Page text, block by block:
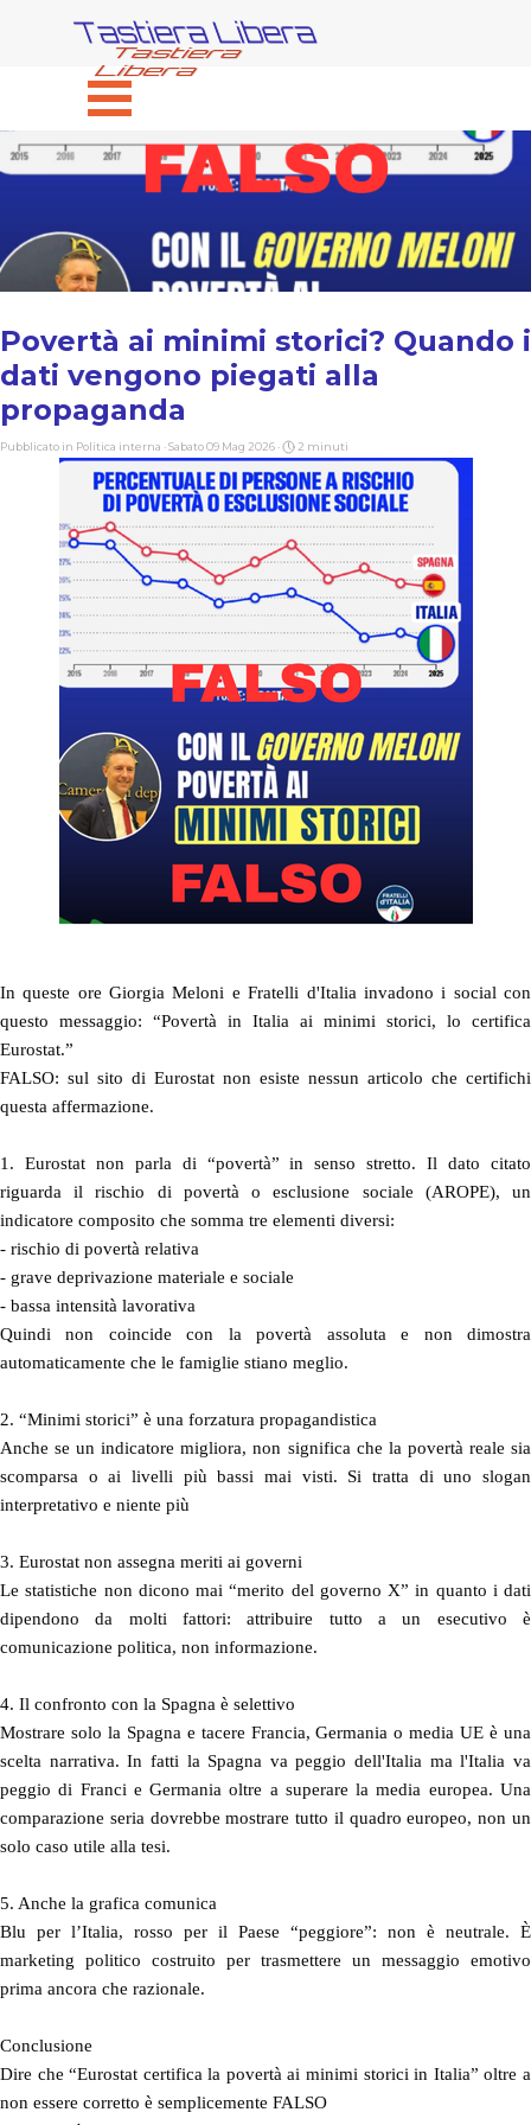
Tastiera Libera
Salta menù
Povertà ai minimi storici? Quando i
dati vengono piegati alla
propaganda
Pubblicato in Politica interna · Sabato 09 Mag 2026 · 2 minuti
In queste ore Giorgia Meloni e Fratelli d'Italia invadono i social con
questo messaggio: “Povertà in Italia ai minimi storici, lo certifica
Eurostat.”
FALSO: sul sito di Eurostat non esiste nessun articolo che certifichi
questa affermazione.
1. Eurostat non parla di “povertà” in senso stretto. Il dato citato
riguarda il rischio di povertà o esclusione sociale (AROPE), un
indicatore composito che somma tre elementi diversi:
- rischio di povertà relativa
- grave deprivazione materiale e sociale
- bassa intensità lavorativa
Quindi non coincide con la povertà assoluta e non dimostra
automaticamente che le famiglie stiano meglio.
2. “Minimi storici” è una forzatura propagandistica
Anche se un indicatore migliora, non significa che la povertà reale sia
scomparsa o ai livelli più bassi mai visti. Si tratta di uno slogan
interpretativo e niente più
3. Eurostat non assegna meriti ai governi
Le statistiche non dicono mai “merito del governo X” in quanto i dati
dipendono da molti fattori: attribuire tutto a un esecutivo è
comunicazione politica, non informazione.
4. Il confronto con la Spagna è selettivo
Mostrare solo la Spagna e tacere Francia, Germania o media UE è una
scelta narrativa. In fatti la Spagna va peggio dell'Italia ma l'Italia va
peggio di Franci e Germania oltre a superare la media europea. Una
comparazione seria dovrebbe mostrare tutto il quadro europeo, non un
solo caso utile alla tesi.
5. Anche la grafica comunica
Blu per l’Italia, rosso per il Paese “peggiore”: non è neutrale. È
marketing politico costruito per trasmettere un messaggio emotivo
prima ancora che razionale.
Conclusione
Dire che “Eurostat certifica la povertà ai minimi storici in Italia” oltre a
non essere corretto è semplicemente FALSO